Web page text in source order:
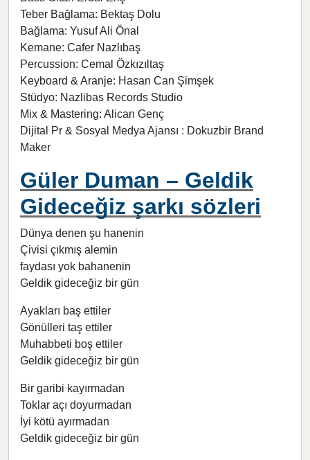
Teber Bağlama: Bektaş Dolu
Bağlama: Yusuf Ali Önal
Kemane: Cafer Nazlıbaş
Percussion: Cemal Özkızıltaş
Keyboard & Aranje: Hasan Can Şimşek
Stüdyo: Nazlibas Records Studio
Mix & Mastering: Alican Genç
Dijital Pr & Sosyal Medya Ajansı : Dokuzbir Brand
Maker
Güler Duman – Geldik
Gideceğiz şarkı sözleri
Dünya denen şu hanenin
Çivisi çıkmış alemin
faydası yok bahanenin
Geldik gideceğiz bir gün
Ayakları baş ettiler
Gönülleri taş ettiler
Muhabbeti boş ettiler
Geldik gideceğiz bir gün
Bir garibi kayırmadan
Toklar açı doyurmadan
İyi kötü ayırmadan
Geldik gideceğiz bir gün